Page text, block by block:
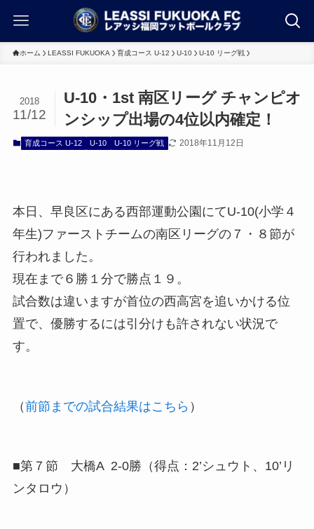
ホーム LEASSI FUKUOKA 育成コース U-12 U-10 U-10 リーグ戦
U-10・1st 南区リーグ チャンピオ
ンシップ出場の4位以内確定！
2018
11/12
育成コース U-12 U-10 U-10 リーグ戦 2018年11月12日
本日、早良区にある西部運動公園にてU-10(小学４
年生)ファーストチームの南区リーグの７・８節が
行われました。
現在まで６勝１分で勝点１９。
試合数は違いますが首位の西高宮を追いかける位
置で、優勝するには引分けも許されない状況で
す。
（前節までの試合結果はこちら ）
■第７節 大橋A 2-0勝（得点：2’シュウト、10’リ
ンタロウ）